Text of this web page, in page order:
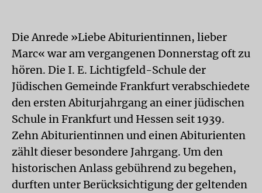
Die Anrede »Liebe Abiturientinnen, lieber
Marc« war am vergangenen Donnerstag oft zu
hören. Die I. E. Lichtigfeld-Schule der
Jüdischen Gemeinde Frankfurt verabschiedete
den ersten Abiturjahrgang an einer jüdischen
Schule in Frankfurt und Hessen seit 1939.
Zehn Abiturientinnen und einen Abiturienten
zählt dieser besondere Jahrgang. Um den
historischen Anlass gebührend zu begehen,
durften unter Berücksichtigung der geltenden